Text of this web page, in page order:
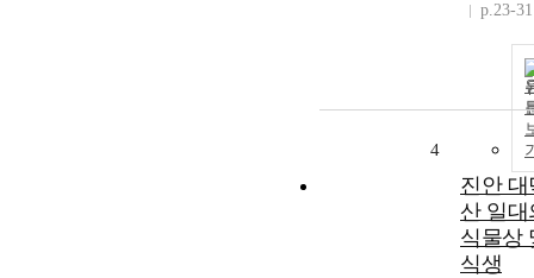
p.23-31
4
진안 대
산 일대
식물상
식생